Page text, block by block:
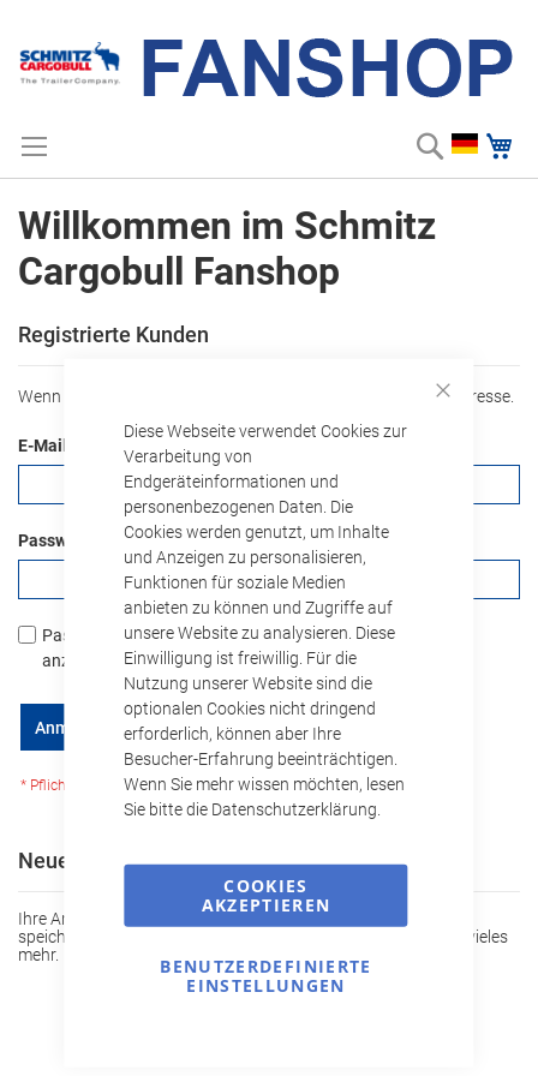
Diese Webseite verwendet Cookies zur
Verarbeitung von
Endgeräteinformationen und
personenbezogenen Daten. Die
Cookies werden genutzt, um Inhalte
und Anzeigen zu personalisieren,
Funktionen für soziale Medien
anbieten zu können und Zugriffe auf
unsere Website zu analysieren. Diese
Einwilligung ist freiwillig. Für die
Nutzung unserer Website sind die
optionalen Cookies nicht dringend
erforderlich, können aber Ihre
Besucher-Erfahrung beeinträchtigen.
Wenn Sie mehr wissen möchten, lesen
Sie bitte die Datenschutzerklärung.
COOKIES
AKZEPTIEREN
BENUTZERDEFINIERTE
EINSTELLUNGEN
Zum
Inhalt
springen
Suche
Suchbegriff
Willkommen im Schmitz
Cargobull Fanshop
Registrierte Kunden
ANMELDEDATEN
Wenn Sie ein Konto haben, melden Sie sich mit Ihrer e-Mail-Adresse.
E-Mail
Passwort
Passwort
anzeigen
Anmelden
Passwort vergessen?
Neue Kunden
Ihre Anmeldung hat viele Vorteile: schnellerer Bestellvorgang,
speichern von mehreren Adressen, Sendungsverfolgung und vieles
mehr.